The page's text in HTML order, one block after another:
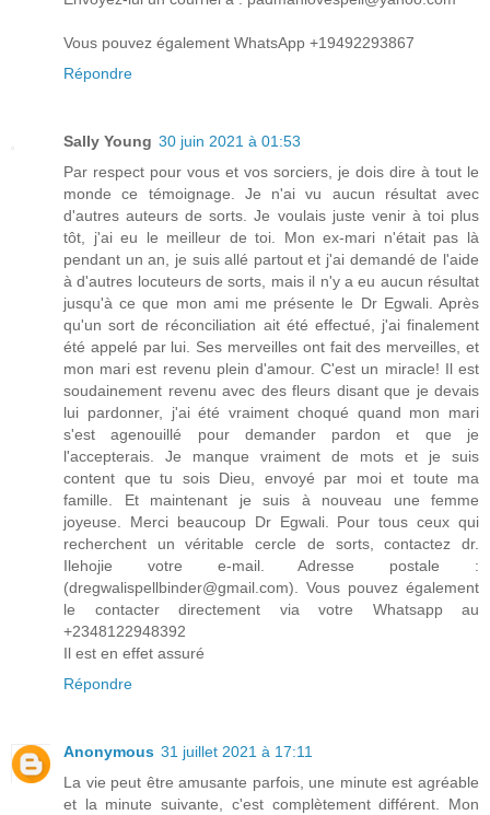
Vous pouvez également WhatsApp +19492293867
Répondre
Sally Young 30 juin 2021 à 01:53
Par respect pour vous et vos sorciers, je dois dire à tout le
monde ce témoignage. Je n'ai vu aucun résultat avec
d'autres auteurs de sorts. Je voulais juste venir à toi plus
tôt, j'ai eu le meilleur de toi. Mon ex-mari n'était pas là
pendant un an, je suis allé partout et j'ai demandé de l'aide
à d'autres locuteurs de sorts, mais il n'y a eu aucun résultat
jusqu'à ce que mon ami me présente le Dr Egwali. Après
qu'un sort de réconciliation ait été effectué, j'ai finalement
été appelé par lui. Ses merveilles ont fait des merveilles, et
mon mari est revenu plein d'amour. C'est un miracle! Il est
soudainement revenu avec des fleurs disant que je devais
lui pardonner, j'ai été vraiment choqué quand mon mari
s'est agenouillé pour demander pardon et que je
l'accepterais. Je manque vraiment de mots et je suis
content que tu sois Dieu, envoyé par moi et toute ma
famille. Et maintenant je suis à nouveau une femme
joyeuse. Merci beaucoup Dr Egwali. Pour tous ceux qui
recherchent un véritable cercle de sorts, contactez dr.
Ilehojie votre e-mail. Adresse postale :
(dregwalispellbinder@gmail.com). Vous pouvez également
le contacter directement via votre Whatsapp au
+2348122948392
Il est en effet assuré
Répondre
Anonymous 31 juillet 2021 à 17:11
La vie peut être amusante parfois, une minute est agréable
et la minute suivante, c'est complètement différent. Mon